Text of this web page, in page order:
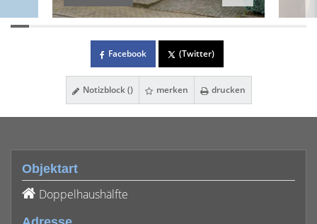
Facebook (Twitter)
Notizblock () merken drucken
Objektart
Doppelhaushälfte